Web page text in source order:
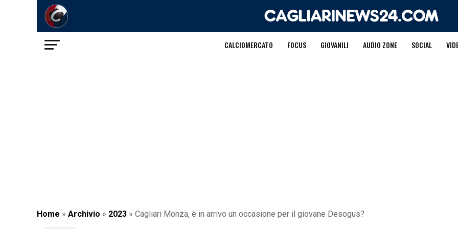
CALCIOMERCATO FOCUS GIOVANILI AUDIO ZONE SOCIAL
Home » Archivio » 2023 » Cagliari Monza, è in arrivo un occasione per il giovane Desogus?